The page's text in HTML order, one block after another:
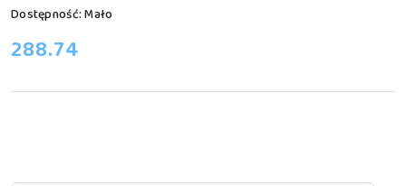
Dostępność:Mało
cena:
288.74